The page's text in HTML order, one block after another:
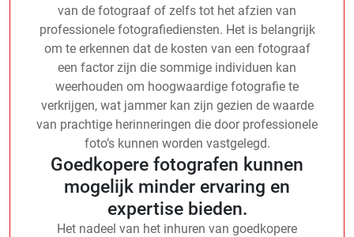
van de fotograaf of zelfs tot het afzien van
professionele fotografiediensten. Het is belangrijk
om te erkennen dat de kosten van een fotograaf
een factor zijn die sommige individuen kan
weerhouden om hoogwaardige fotografie te
verkrijgen, wat jammer kan zijn gezien de waarde
van prachtige herinneringen die door professionele
foto’s kunnen worden vastgelegd.
Goedkopere fotografen kunnen
mogelijk minder ervaring en
expertise bieden.
Het nadeel van het inhuren van goedkopere